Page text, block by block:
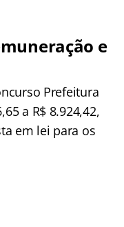
e
Prefeitura
a R$ 8.924,42,
em lei para os